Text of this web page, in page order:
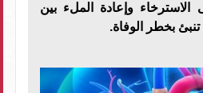
وإعادة الملء بين
بخطر الوفاة.